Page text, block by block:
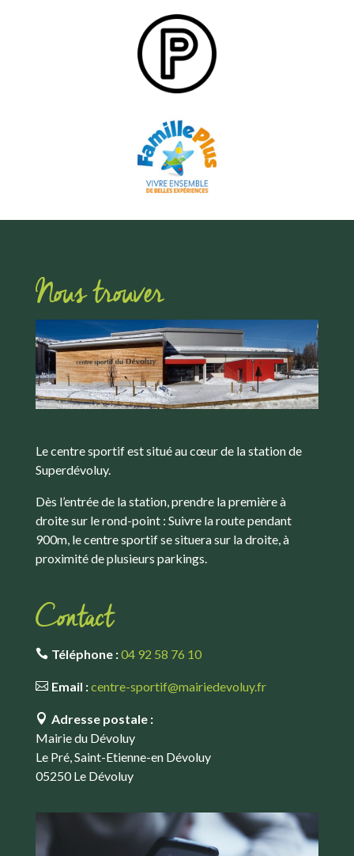
Nous trouver
Le centre sportif est situé au cœur de la station de
Superdévoluy.
Dès l’entrée de la station, prendre la première à
droite sur le rond-point : Suivre la route pendant
900m, le centre sportif se situera sur la droite, à
proximité de plusieurs parkings.
Contact
Téléphone :04 92 58 76 10
Email :centre-sportif@mairiedevoluy.fr
Adresse postale :
Mairie du Dévoluy
Le Pré, Saint-Etienne-en Dévoluy
05250 Le Dévoluy